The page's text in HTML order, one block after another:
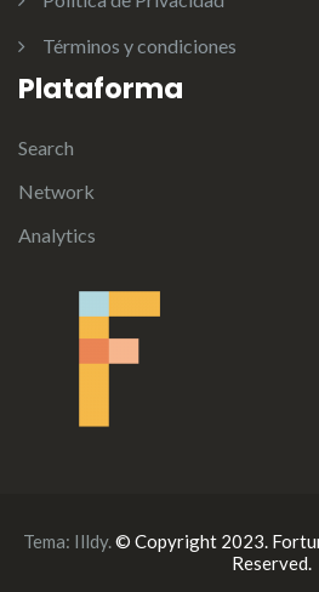
Términos y condiciones
Plataforma
Search
Network
Analytics
Tema: Illdy.© Copyright 2023.
Reserved.